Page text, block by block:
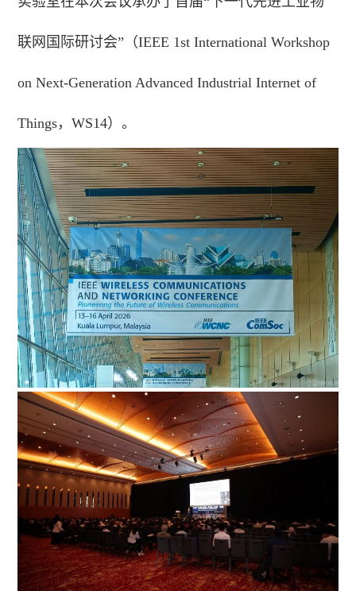
联网国际研讨会”（IEEE 1st International Workshop
on Next-Generation Advanced Industrial Internet of
Things，WS14）。